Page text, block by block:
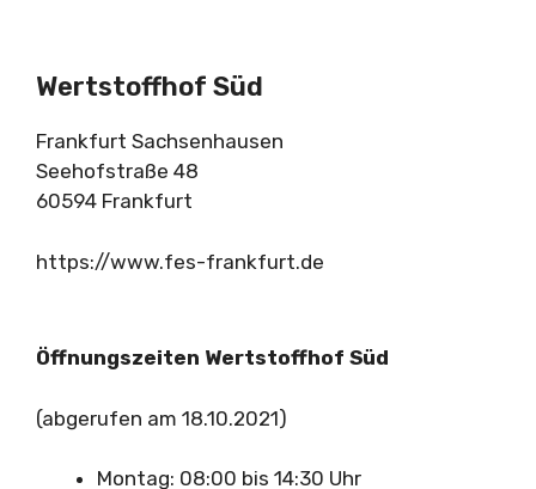
Wertstoffhof Süd
Frankfurt Sachsenhausen
Seehofstraße 48
60594 Frankfurt
https://www.fes-frankfurt.de
Öffnungszeiten Wertstoffhof Süd
(abgerufen am 18.10.2021)
Montag: 08:00 bis 14:30 Uhr